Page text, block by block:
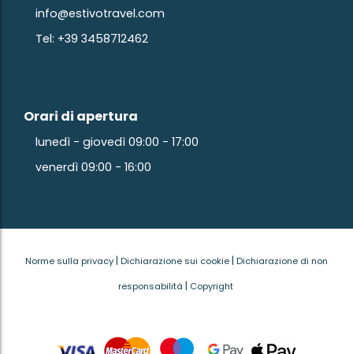
info@estivotravel.com
Tel: +39 3458712462
Orari di apertura
lunedì - giovedì 09:00 - 17:00
venerdì 09:00 - 16:00
Norme sulla privacy | Dichiarazione sui cookie | Dichiarazione di non
responsabilità | Copyright